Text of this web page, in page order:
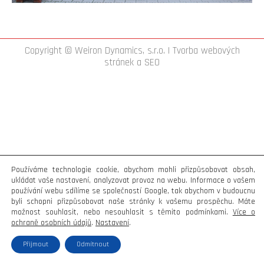
Copyright © Weiron Dynamics, s.r.o. | Tvorba webových
stránek a SEO
Používáme technologie cookie, abychom mohli přizpůsobovat obsah,
ukládat vaše nastavení, analyzovat provoz na webu. Informace o vašem
používání webu sdílíme se společností Google, tak abychom v budoucnu
byli schopni přizpůsobovat naše stránky k vašemu prospěchu. Máte
možnost souhlasit, nebo nesouhlasit s těmito podmínkami. Více o
ochraně osobních údajů. Nastavení.
Přijmout Odmítnout